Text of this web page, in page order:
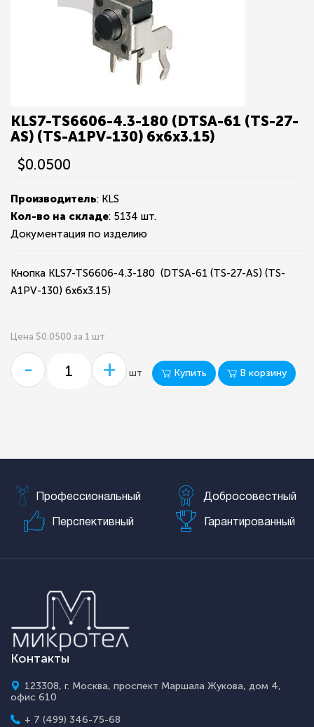
KLS7-TS6606-4.3-180 (DTSA-61 (TS-27-
AS) (TS-A1PV-130) 6х6x3.15)
$0.0500
Производитель: KLS
Кол-во на складе: 5134 шт.
Документация по изделию
Кнопка KLS7-TS6606-4.3-180 (DTSA-61 (TS-27-AS) (TS-
A1PV-130) 6х6x3.15)
Цена $0.0500 за 1 шт
- + шт Купить В корзину
Профессиональный Добросовестный
Перспективный Гарантированный
Контакты
123308, г. Москва, проспект Маршала Жукова, дом 4,
офис 610
+ 7 (499) 346-75-68